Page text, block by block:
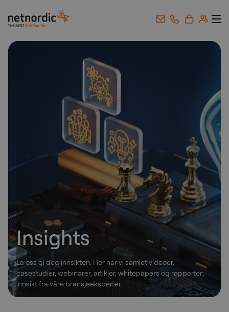
NetNordic Norway
Insights
La oss gi deg innsikten. Her har vi samlet videoer,
casestudier, webinarer, artikler, whitepapers og rapporter;
innsikt fra våre bransjeeksperter.